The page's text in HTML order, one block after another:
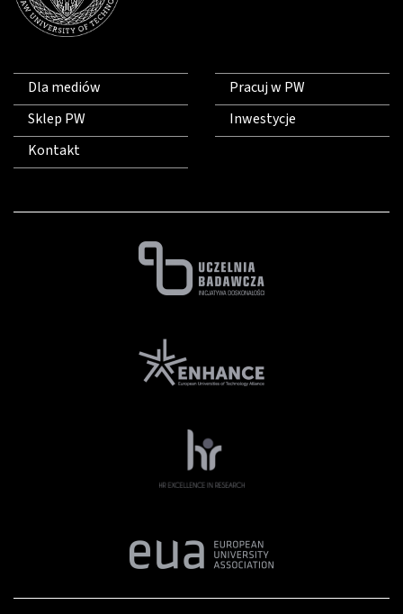
Dla mediów
Sklep PW
Kontakt
Pracuj w PW
Inwestycje